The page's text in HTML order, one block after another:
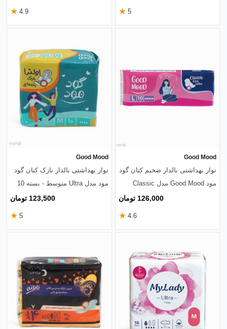
5
★
4.9
★
Good Mood
نوار بهداشتی بالدار ضخیم کتان گود
مود Good Mood مدل Classic
126,000 تومان
4.6
★
Good Mood
نوار بهداشتی بالدار نازک کتان گود
مود مدل Ultra متوسط - بسته 10
123,500 تومان
5
★